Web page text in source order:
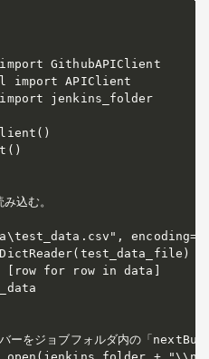
GithubAPIClient
import APIClient
jenkins_folder
込む。
for row in data]
ーをジョブフォルダ内の「